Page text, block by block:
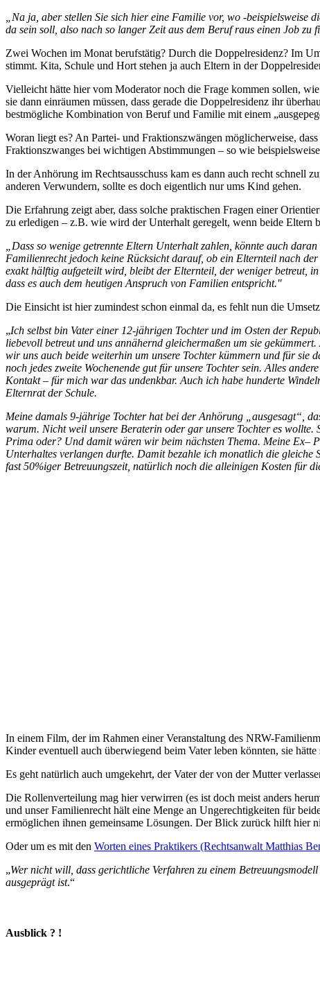
„Na ja, aber stellen Sie sich hier eine Familie vor, wo -
da sein soll, also nach so langer Zeit aus dem Beruf raus einen Job
Zwei Wochen im Monat berufstätig? Durch die Doppelresidenz? Im
stimmt. Kita, Schule und Hort stehen ja auch Eltern in der
Vielleicht hätte hier vom Moderator noch die Frage kommen sollen,
sie dann einräumen müssen, dass gerade die Doppelresidenz ihr
bestmögliche Kombination von Beruf und Familie mit einem
Woran liegt es? An Partei- und Fraktionszwängen möglicherweise,
Fraktionszwanges bei wichtigen Abstimmungen – so wie
In der Anhörung im Rechtsausschuss kam es dann auch recht schnell
anderen Verwundern, sollte es doch eigentlich nur ums Kind gehen.
Die Erfahrung zeigt aber, dass solche praktischen Fragen einer
zu erledigen – z.B. wie wird der Unterhalt geregelt, wenn beide Eltern
„Dass so wenige getrennte Eltern Unterhalt zahlen, könnte auch
Familienrecht jedoch keine Rücksicht darauf, ob ein Elternteil nach
exakt hälftig aufgeteilt wird, bleibt der Elternteil, der weniger betreut,
dass es auch dem heutigen Anspruch von Familien entspricht."
Die Einsicht ist hier zumindest schon einmal da, es fehlt nun die
„Ich selbst bin Vater einer 12-jährigen Tochter und im Osten der
liebevoll betreut und uns annähernd gleichermaßen um sie
wir uns auch beide weiterhin um unsere Tochter kümmern und für sie
noch jedes zweite Wochenende gut für unsere Tochter sein. Alles
Kontakt – für mich war das undenkbar. Auch ich habe hunderte
Elternrat der Schule.
Meine damals 9-jährige Tochter hat bei der Anhörung „ausgesagt“,
warum. Nicht weil unsere Beraterin oder gar unsere Tochter es
Prima oder? Und damit wären wir beim nächsten Thema. Meine Ex–
Unterhaltes verlangen durfte. Damit bezahle ich monatlich die gleiche
fast 50%iger Betreuungszeit, natürlich noch die alleinigen Kosten für
In einem Film, der im Rahmen einer Veranstaltung des NRW-
Kinder eventuell auch überwiegend beim Vater leben könnten, sie
Es geht natürlich auch umgekehrt, der Vater der von der Mutter
Die Rollenverteilung mag hier verwirren (es ist doch meist anders
und unser Familienrecht hält eine Menge an Ungerechtigkeiten für
ermöglichen ihnen gemeinsame Lösungen. Der Blick zurück hilft hier
Oder um es mit den Worten eines Praktikers (Rechtsanwalt Matthias
„Wer nicht will, dass gerichtliche Verfahren zu einem
ausgeprägt ist.“
Ausblick ? !